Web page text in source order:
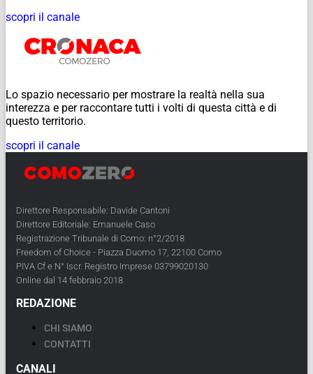
scopri il canale
Lo spazio necessario per mostrare la realtà nella sua
interezza e per raccontare tutti i volti di questa città e di
questo territorio.
scopri il canale
Direttore Responsabile: Davide Cantoni
Direttore Editoriale: Emanuele Caso
Registrazione Tribunale di Como: n°2/2018
Freedom of Choice - Piazza Duomo 17, 22100 Como
PIVA Cf e N° Iscr. Registro Imprese 03799020130
Online dal 14 febbraio 2018
REDAZIONE
CHI SIAMO
CONTATTI
CANALI